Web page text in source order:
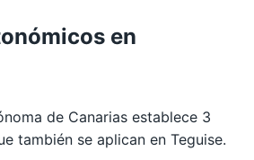
en
de Canarias establece 3
también se aplican en Teguise.